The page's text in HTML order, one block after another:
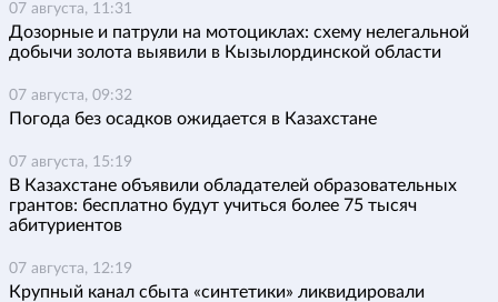
07 августа, 11:31
Дозорные и патрули на мотоциклах: схему нелегальной
добычи золота выявили в Кызылординской области
07 августа, 09:32
Погода без осадков ожидается в Казахстане
07 августа, 15:19
В Казахстане объявили обладателей образовательных
грантов: бесплатно будут учиться более 75 тысяч
абитуриентов
07 августа, 12:19
Крупный канал сбыта «синтетики» ликвидировали